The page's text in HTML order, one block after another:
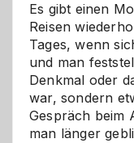
Es gibt einen
Reisen
Tages, wenn
und man
Denkmal oder
war, sondern
Gespräch beim
man länger